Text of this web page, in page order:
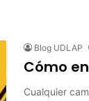
Blog UDLAP
Cómo
Cualquier